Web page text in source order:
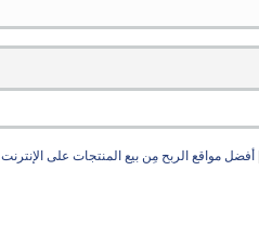
أفضل مواقع الربح مِن بيع المنتجات على الإنترنت